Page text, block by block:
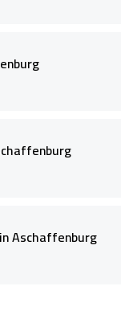
Aschaffenburg